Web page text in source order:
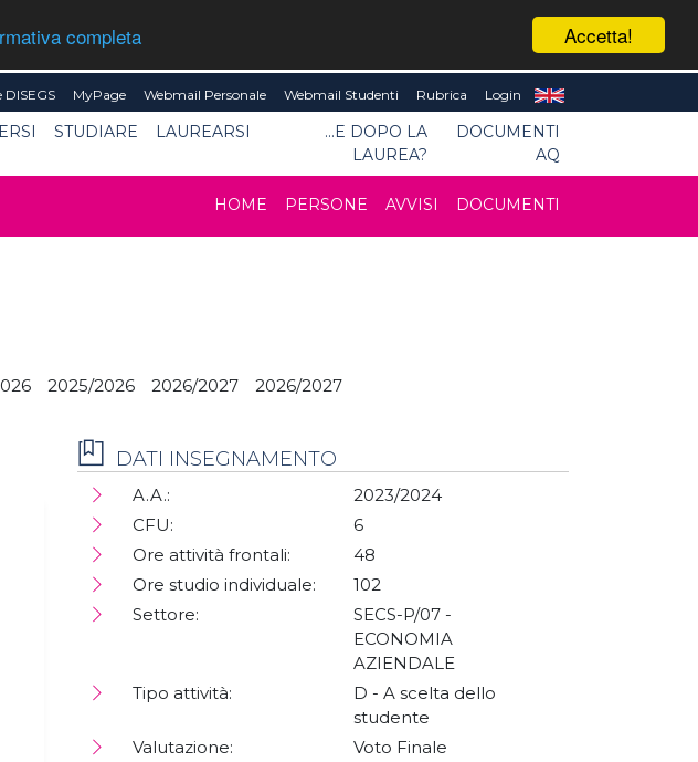
Accetta!
completa
DISEGS MyPage Webmail Personale Webmail Studenti Rubrica Login
STUDIARE LAUREARSI
...E DOPO LA
LAUREA?
DOCUMENTI
AQ
HOME PERSONE AVVISI DOCUMENTI
2025/2026 2026/2027 2026/2027
DATI INSEGNAMENTO
A.A.:
2023/2024
CFU:
6
Ore attività frontali:
48
Ore studio individuale:
102
Settore:
SECS-P/07 -
ECONOMIA
AZIENDALE
Tipo attività:
D - A scelta dello
studente
Valutazione:
Voto Finale